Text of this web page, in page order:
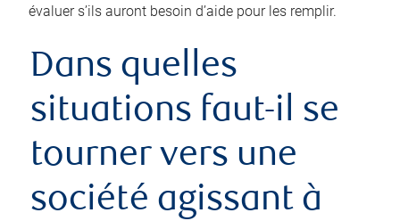
évaluer s’ils auront besoin d’aide pour les remplir.
Dans quelles
situations faut-il se
tourner vers une
société agissant à